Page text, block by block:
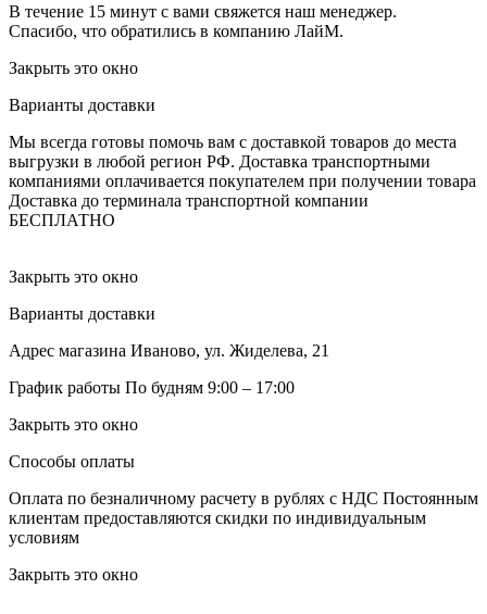
В течение 15 минут с вами свяжется наш менеджер.
Спасибо, что обратились в компанию ЛайМ.
Закрыть это окно
Варианты доставки
Мы всегда готовы помочь вам с доставкой товаров до места
выгрузки в любой регион РФ. Доставка транспортными
компаниями оплачивается покупателем при получении товара
Доставка до терминала транспортной компании
БЕСПЛАТНО
Закрыть это окно
Варианты доставки
Адрес магазина Иваново, ул. Жиделева, 21
График работы По будням 9:00 – 17:00
Закрыть это окно
Способы оплаты
Оплата по безналичному расчету в рублях с НДС Постоянным
клиентам предоставляются скидки по индивидуальным
условиям
Закрыть это окно